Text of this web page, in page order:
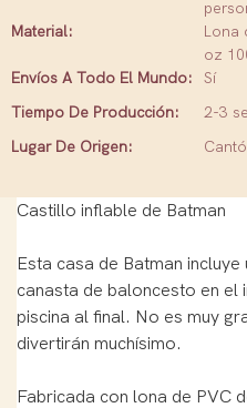
Material:
Lona
oz
Envíos A Todo El Mundo:
Sí
Tiempo De Producción:
2-3
Lugar De Origen:
Castillo inflable de Batman
Esta casa de Batman
canasta de baloncesto en el
piscina al final. No es muy
divertirán muchísimo.
Fabricada con lona de PVC